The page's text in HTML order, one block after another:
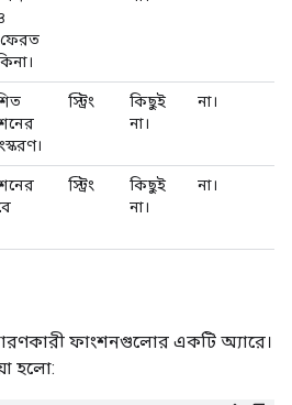
স্ট্রিং
কিছুই
না।
না।
স্ট্রিং
কিছুই
না।
না।
ধারণকারী ফাংশনগুলোর একটি অ্যারে।
হলো: